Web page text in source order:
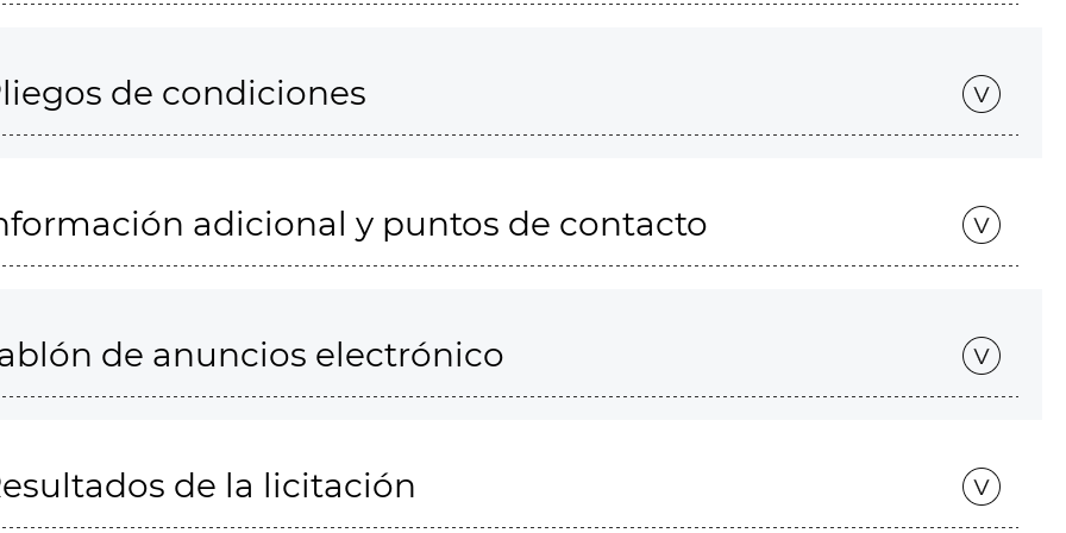
de condiciones
adicional y puntos de contacto
de anuncios electrónico
de la licitación